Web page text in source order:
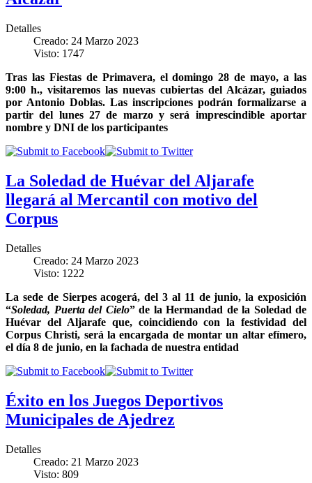
Detalles
Creado: 24 Marzo 2023
Visto: 1747
Tras las Fiestas de Primavera, el domingo 28 de mayo, a las
9:00 h., visitaremos las nuevas cubiertas del Alcázar, guiados
por Antonio Doblas. Las inscripciones podrán formalizarse a
partir del lunes 27 de marzo y será imprescindible aportar
nombre y DNI de los participantes
La Soledad de Huévar del Aljarafe
llegará al Mercantil con motivo del
Corpus
Detalles
Creado: 24 Marzo 2023
Visto: 1222
La sede de Sierpes acogerá, del 3 al 11 de junio, la exposición
“Soledad, Puerta del Cielo” de la Hermandad de la Soledad de
Huévar del Aljarafe que, coincidiendo con la festividad del
Corpus Christi, será la encargada de montar un altar efímero,
el día 8 de junio, en la fachada de nuestra entidad
Éxito en los Juegos Deportivos
Municipales de Ajedrez
Detalles
Creado: 21 Marzo 2023
Visto: 809